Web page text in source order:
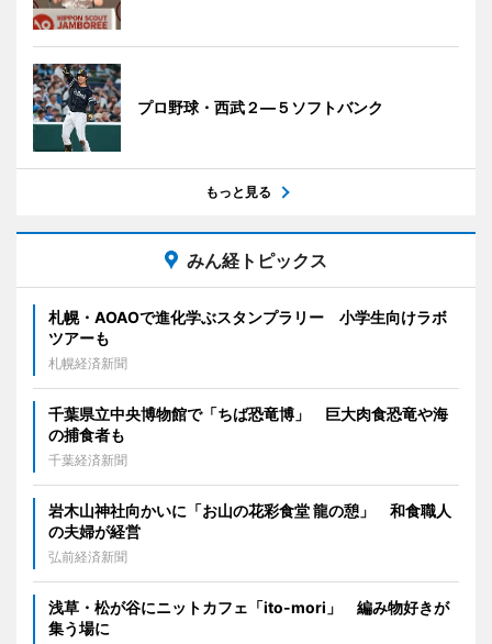
プロ野球・西武２―５ソフトバンク
もっと見る
みん経トピックス
札幌・AOAOで進化学ぶスタンプラリー 小学生向けラボ
ツアーも
札幌経済新聞
千葉県立中央博物館で「ちば恐竜博」 巨大肉食恐竜や海
の捕食者も
千葉経済新聞
岩木山神社向かいに「お山の花彩食堂 龍の憩」 和食職人
の夫婦が経営
弘前経済新聞
浅草・松が谷にニットカフェ「ito-mori」 編み物好きが
集う場に